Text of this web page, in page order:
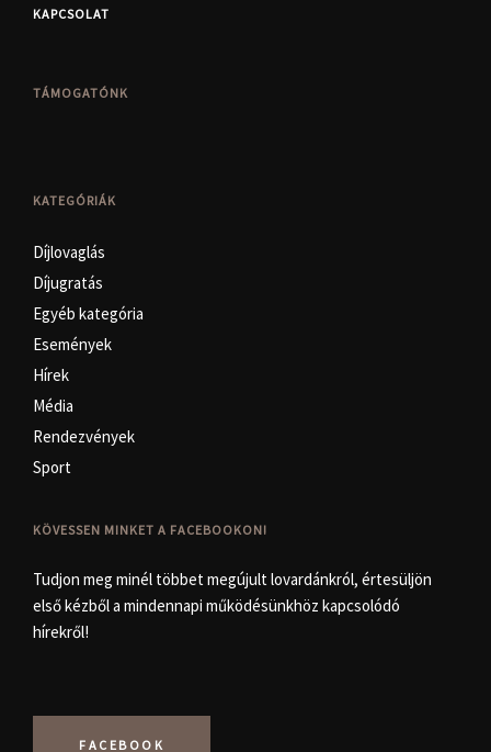
KAPCSOLAT
TÁMOGATÓNK
KATEGÓRIÁK
Díjlovaglás
Díjugratás
Egyéb kategória
Események
Hírek
Média
Rendezvények
Sport
KÖVESSEN MINKET A FACEBOOKON!
Tudjon meg minél többet megújult lovardánkról, értesüljön
első kézből a mindennapi működésünkhöz kapcsolódó
hírekről!
FACEBOOK